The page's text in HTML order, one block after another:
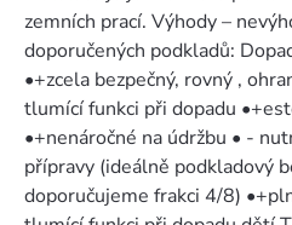
zemních prací. Výhody –
doporučených podkladů:
•+zcela bezpečný, rovný ,
tlumící funkci při dopadu
•+nenáročné na údržbu • -
přípravy (ideálně podkladový
doporučujeme frakci 4/8)